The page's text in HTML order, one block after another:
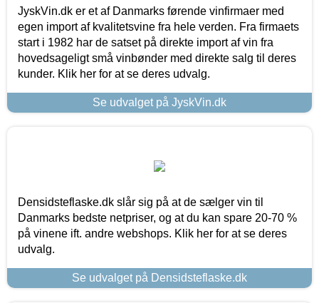
JyskVin.dk er et af Danmarks førende vinfirmaer med
egen import af kvalitetsvine fra hele verden. Fra firmaets
start i 1982 har de satset på direkte import af vin fra
hovedsageligt små vinbønder med direkte salg til deres
kunder. Klik her for at se deres udvalg.
Se udvalget på JyskVin.dk
Densidsteflaske.dk slår sig på at de sælger vin til
Danmarks bedste netpriser, og at du kan spare 20-70 %
på vinene ift. andre webshops. Klik her for at se deres
udvalg.
Se udvalget på Densidsteflaske.dk